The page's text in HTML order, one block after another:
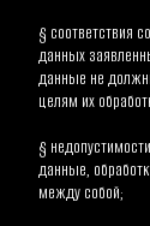
§ соответствия
данных
данные не
целям их
§
данные,
между собой;